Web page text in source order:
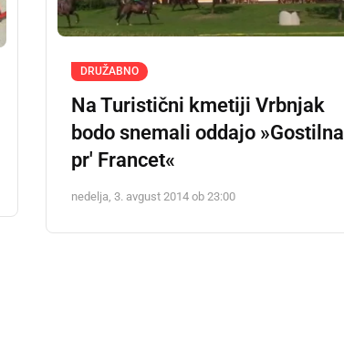
DRUŽABNO
Na Turistični kmetiji Vrbnjak
bodo snemali oddajo »Gostilna
pr' Francet«
nedelja, 3. avgust 2014 ob 23:00